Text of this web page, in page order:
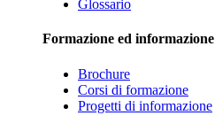
Glossario
Formazione ed informazione
Brochure
Corsi di formazione
Progetti di informazione